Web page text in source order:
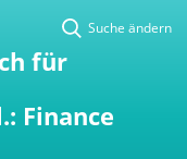
Suche ändern
für
Finance